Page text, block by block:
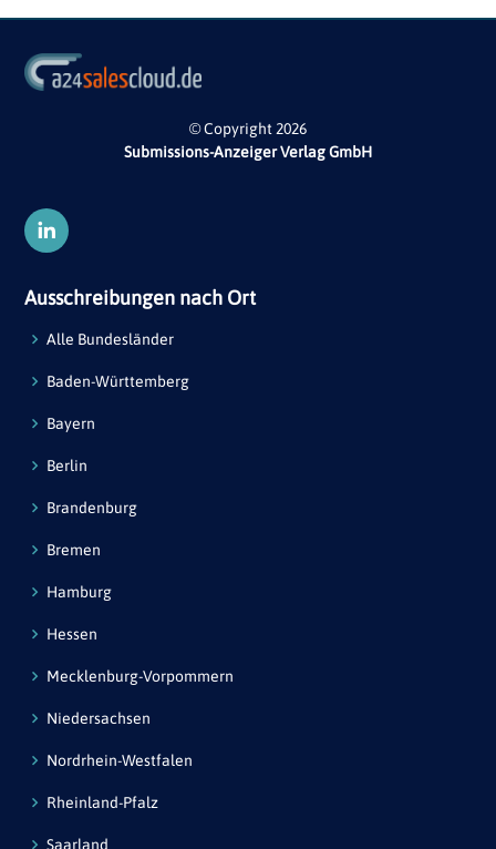
© Copyright 2026
Submissions-Anzeiger Verlag GmbH
Ausschreibungen nach Ort
Alle Bundesländer
Baden-Württemberg
Bayern
Berlin
Brandenburg
Bremen
Hamburg
Hessen
Mecklenburg-Vorpommern
Niedersachsen
Nordrhein-Westfalen
Rheinland-Pfalz
Saarland